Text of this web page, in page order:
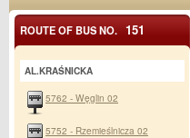
ROUTE OF BUS NO. 151
AL.KRAŚNICKA
5762 - Węglin 02
5752 - Rzemieślnicza 02